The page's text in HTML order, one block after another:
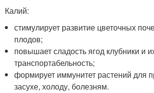
Калий:
стимулирует развитие цветочных
плодов;
повышает сладость ягод клубники и
транспортабельность;
формирует иммунитет растений для
засухе, холоду, болезням.